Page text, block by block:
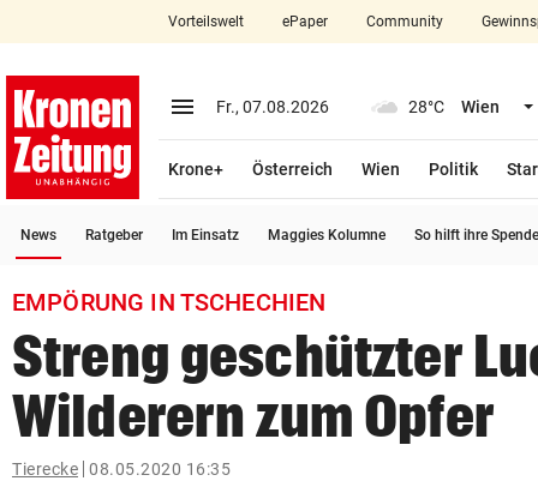
closeSchließen
account_circle Anmelden
arrow_right
pin_drop
search
Suchbegriff
eingeben
Vorteilswelt ePaper Community
menu Menü aufklappen
Fr., 07.08.2026 28°C Wien
Krone+ Österreich Wien Politik
News Ratgeber Im Einsatz Maggies Kolumne So hilft ihre Spende
EMPÖRUNG IN TSCHECHIEN
Streng geschützter
Wilderern zum Opfer
Tierecke 08.05.2020 16:35